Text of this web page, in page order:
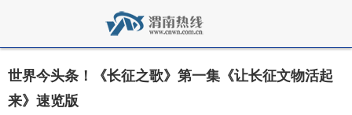
世界今头条！《长征之歌》第一集《让长征文物活起
来》速览版